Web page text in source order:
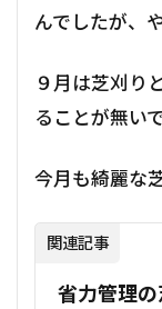
んでしたが、
９月は芝刈り
ることが無い
今月も綺麗な
関連記事
省力管理